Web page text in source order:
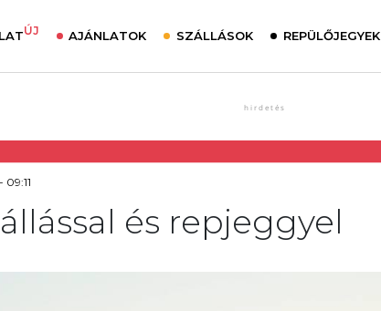
ÚJ AJÁNLATOK SZÁLLÁSOK REPÜLŐJEGYEK
09:11
és repjeggyel